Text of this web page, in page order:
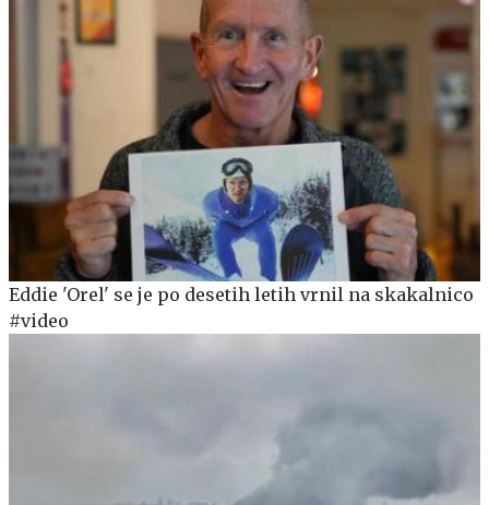
Eddie 'Orel' se je po desetih letih vrnil na skakalnico
#video